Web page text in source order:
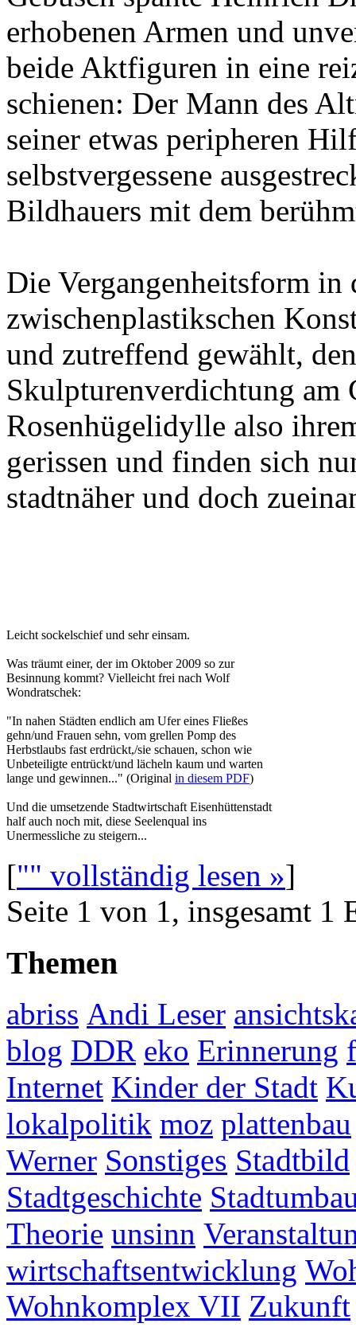
erhobenen Armen und
beide Aktfiguren in eine
schienen: Der Mann des
seiner etwas peripheren
selbstvergessene
Bildhauers mit dem
Die Vergangenheitsform in
zwischenplastikschen
und zutreffend gewählt,
Skulpturenverdichtung am
Rosenhügelidylle also
gerissen und finden sich
stadtnäher und doch
Leicht sockelschief und sehr einsam.
Was träumt einer, der im Oktober 2009 so zur
Besinnung kommt? Vielleicht frei nach Wolf
Wondratschek:
"In nahen Städten endlich am Ufer eines Fließes
gehn/und Frauen sehn, vom grellen Pomp des
Herbstlaubs fast erdrückt,/sie schauen, schon wie
Unbeteiligte entrückt/und lächeln kaum und warten
lange und gewinnen..." (Original in diesem PDF)
Und die umsetzende Stadtwirtschaft Eisenhüttenstadt
half auch noch mit, diese Seelenqual ins
Unermessliche zu steigern...
["" vollständig lesen »]
Seite 1 von 1, insgesamt 1
Themen
abriss Andi Leser
blog DDR eko Erinnerung
Internet Kinder der Stadt
lokalpolitik moz plattenbau
Werner Sonstiges Stadtbild
Stadtgeschichte
Theorie unsinn
wirtschaftsentwicklung
Wohnkomplex VII Zukunft